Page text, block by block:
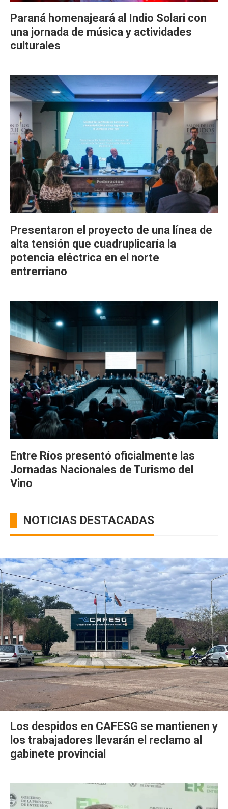
Paraná homenajeará al Indio Solari con
una jornada de música y actividades
culturales
Presentaron el proyecto de una línea de
alta tensión que cuadruplicaría la
potencia eléctrica en el norte
entrerriano
Entre Ríos presentó oficialmente las
Jornadas Nacionales de Turismo del
Vino
NOTICIAS DESTACADAS
Los despidos en CAFESG se mantienen y
los trabajadores llevarán el reclamo al
gabinete provincial